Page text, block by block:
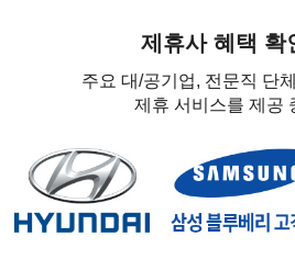
제휴사 혜택 확
주요 대/공기업, 전문직 단
제휴 서비스를 제공